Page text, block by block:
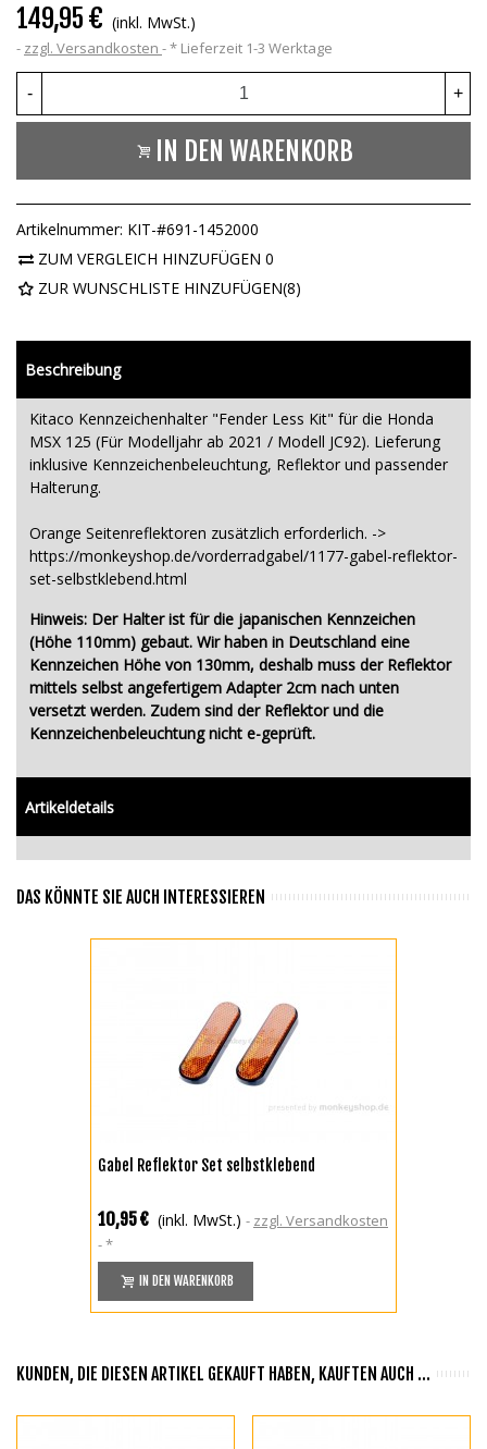
149,95 € (inkl. MwSt.)
zzgl. Versandkosten * Lieferzeit 1-3 Werktage
- +
IN DEN WARENKORB
Artikelnummer: KIT-#691-1452000
ZUM VERGLEICH HINZUFÜGEN 0
ZUR WUNSCHLISTE HINZUFÜGEN(8)
Beschreibung
Kitaco Kennzeichenhalter "Fender Less Kit" für die Honda
MSX 125 (Für Modelljahr ab 2021 / Modell JC92). Lieferung
inklusive Kennzeichenbeleuchtung, Reflektor und passender
Halterung.
Orange Seitenreflektoren zusätzlich erforderlich. ->
https://monkeyshop.de/vorderradgabel/1177-gabel-reflektor-
set-selbstklebend.html
Hinweis: Der Halter ist für die japanischen Kennzeichen
(Höhe 110mm) gebaut. Wir haben in Deutschland eine
Kennzeichen Höhe von 130mm, deshalb muss der Reflektor
mittels selbst angefertigem Adapter 2cm nach unten
versetzt werden. Zudem sind der Reflektor und die
Kennzeichenbeleuchtung nicht e-geprüft.
Artikeldetails
DAS KÖNNTE SIE AUCH INTERESSIEREN
Gabel Reflektor Set selbstklebend
10,95 € (inkl. MwSt.)
zzgl. Versandkosten
*
IN DEN WARENKORB
KUNDEN, DIE DIESEN ARTIKEL GEKAUFT HABEN, KAUFTEN AUCH ...